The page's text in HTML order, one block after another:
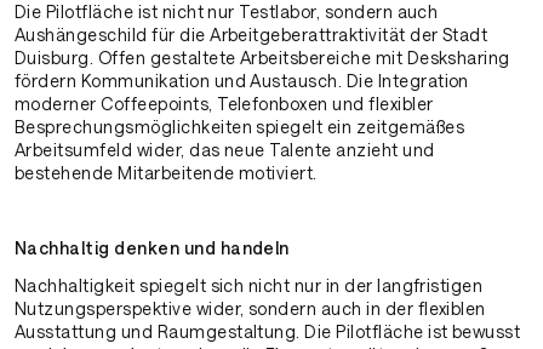
Die Pilotfläche ist nicht nur Testlabor, sondern auch
Aushängeschild für die Arbeitgeberattraktivität der Stadt
Duisburg. Offen gestaltete Arbeitsbereiche mit Desksharing
fördern Kommunikation und Austausch. Die Integration
moderner Coffeepoints, Telefonboxen und flexibler
Besprechungsmöglichkeiten spiegelt ein zeitgemäßes
Arbeitsumfeld wider, das neue Talente anzieht und
bestehende Mitarbeitende motiviert.
Nachhaltig denken und handeln
Nachhaltigkeit spiegelt sich nicht nur in der langfristigen
Nutzungsperspektive wider, sondern auch in der flexiblen
Ausstattung und Raumgestaltung. Die Pilotfläche ist bewusst